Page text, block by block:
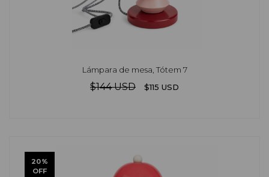
Lámpara de mesa, Tótem 7
$144 USD $115 USD
20%
OFF